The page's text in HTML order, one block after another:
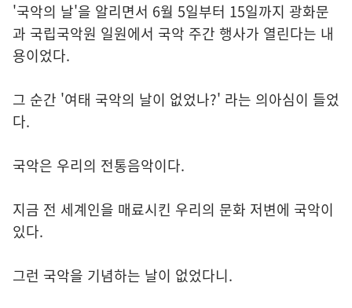
'국악의 날'을 알리면서 6월 5일부터 15일까지 광화문
과 국립국악원 일원에서 국악 주간 행사가 열린다는 내
용이었다.
그 순간 '여태 국악의 날이 없었나?' 라는 의아심이 들었
다.
국악은 우리의 전통음악이다.
지금 전 세계인을 매료시킨 우리의 문화 저변에 국악이
있다.
그런 국악을 기념하는 날이 없었다니.